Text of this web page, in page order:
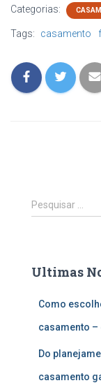
Categorias:
Tags: casamento
P
e
i
Pesquisar …
Ultimas
Como
casamento
Do
casamento